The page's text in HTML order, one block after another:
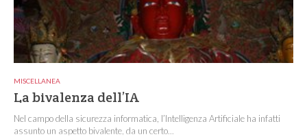
MISCELLANEA
La bivalenza dell’IA
Nel campo della sicurezza informatica, l’Intelligenza Artificiale ha infatti
assunto un aspetto bivalente, da un certo...